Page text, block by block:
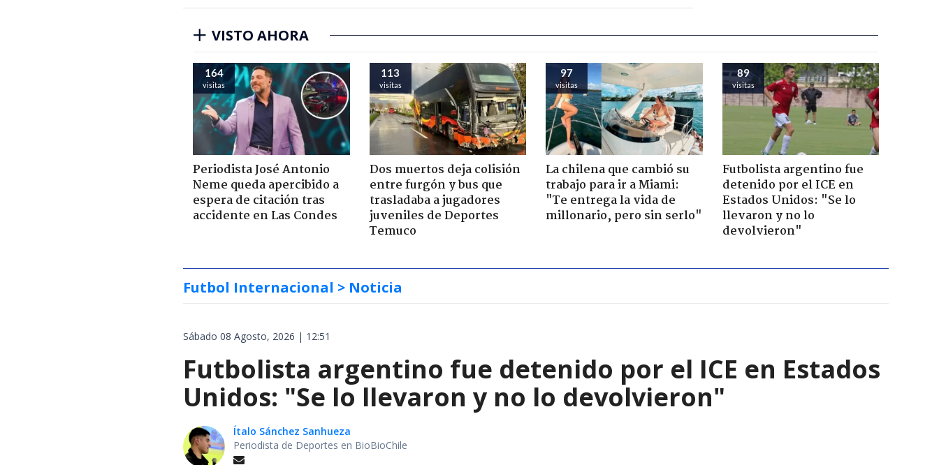
VISTO AHORA
164
visitas
Periodista José Antonio
Neme queda apercibido a
espera de citación tras
accidente en Las Condes
113
visitas
Dos muertos deja colisión
entre furgón y bus que
trasladaba a jugadores
juveniles de Deportes
Temuco
97
visitas
La chilena que cambió su
trabajo para ir a Miami:
"Te entrega la vida de
millonario, pero sin serlo"
89
visitas
Futbolista argentino fue
detenido por el ICE en
Estados Unidos: "Se lo
llevaron y no lo
devolvieron"
Futbol Internacional > Noticia
Sábado 08 Agosto, 2026 | 12:51
Futbolista argentino fue detenido por el ICE en Estados
Unidos: "Se lo llevaron y no lo devolvieron"
Ítalo Sánchez Sanhueza
Periodista de Deportes en BioBioChile